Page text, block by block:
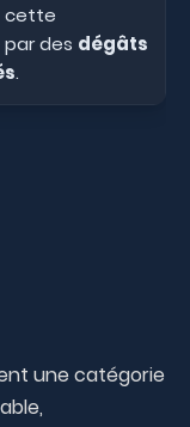
cette
des dégâts
.
une catégorie